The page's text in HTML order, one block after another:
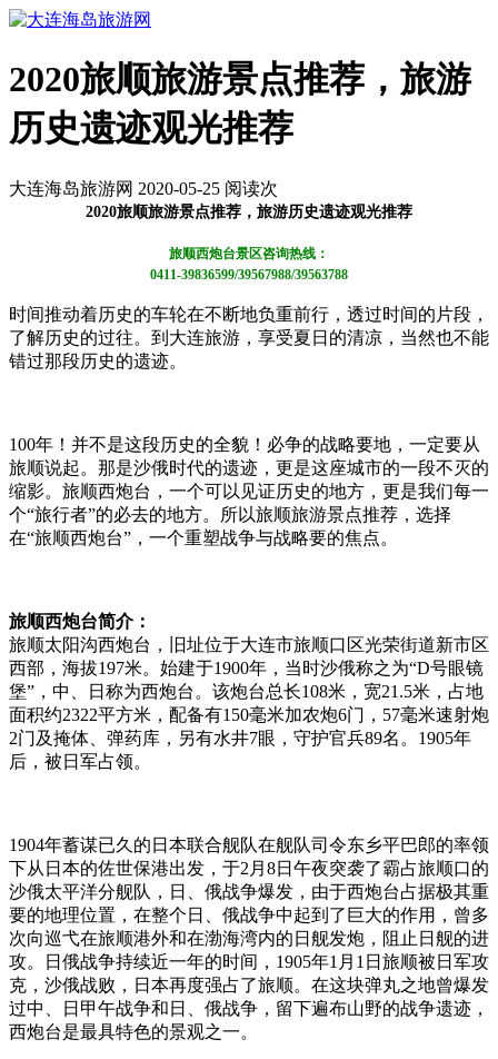
2020旅顺旅游景点推荐，旅游
历史遗迹观光推荐
大连海岛旅游网 2020-05-25 阅读次
2020旅顺旅游景点推荐，旅游历史遗迹观光推荐
旅顺西炮台景区咨询热线：
0411-39836599/39567988/39563788
时间推动着历史的车轮在不断地负重前行，透过时间的片段，
了解历史的过往。到大连旅游，享受夏日的清凉，当然也不能
错过那段历史的遗迹。
100年！并不是这段历史的全貌！必争的战略要地，一定要从
旅顺说起。那是沙俄时代的遗迹，更是这座城市的一段不灭的
缩影。旅顺西炮台，一个可以见证历史的地方，更是我们每一
个“旅行者”的必去的地方。所以旅顺旅游景点推荐，选择
在“旅顺西炮台”，一个重塑战争与战略要的焦点。
旅顺西炮台简介：
旅顺太阳沟西炮台，旧址位于大连市旅顺口区光荣街道新市区
西部，海拔197米。始建于1900年，当时沙俄称之为“D号眼镜
堡”，中、日称为西炮台。该炮台总长108米，宽21.5米，占地
面积约2322平方米，配备有150毫米加农炮6门，57毫米速射炮
2门及掩体、弹药库，另有水井7眼，守护官兵89名。1905年
后，被日军占领。
1904年蓄谋已久的日本联合舰队在舰队司令东乡平巴郎的率领
下从日本的佐世保港出发，于2月8日午夜突袭了霸占旅顺口的
沙俄太平洋分舰队，日、俄战争爆发，由于西炮台占据极其重
要的地理位置，在整个日、俄战争中起到了巨大的作用，曾多
次向巡弋在旅顺港外和在渤海湾内的日舰发炮，阻止日舰的进
攻。日俄战争持续近一年的时间，1905年1月1日旅顺被日军攻
克，沙俄战败，日本再度强占了旅顺。在这块弹丸之地曾爆发
过中、日甲午战争和日、俄战争，留下遍布山野的战争遗迹，
西炮台是最具特色的景观之一。